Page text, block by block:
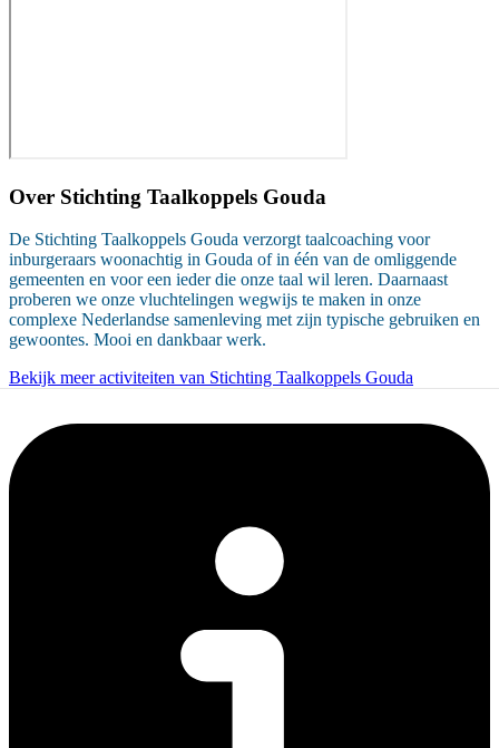
Over Stichting Taalkoppels Gouda
De Stichting Taalkoppels Gouda verzorgt taalcoaching voor
inburgeraars woonachtig in Gouda of in één van de omliggende
gemeenten en voor een ieder die onze taal wil leren. Daarnaast
proberen we onze vluchtelingen wegwijs te maken in onze
complexe Nederlandse samenleving met zijn typische gebruiken en
gewoontes. Mooi en dankbaar werk.
Bekijk meer activiteiten van Stichting Taalkoppels Gouda